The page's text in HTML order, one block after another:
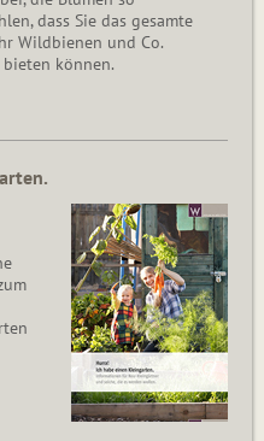
dass Sie das gesamte
Wildbienen und Co.
können.